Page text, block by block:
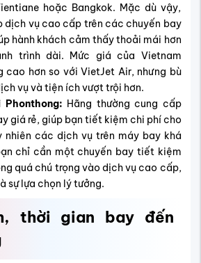
hoặc Bangkok. Mặc dù vậy,
dịch vụ cao cấp trên các chuyến bay
hành khách cảm thấy thoải mái hơn
trình dài. Mức giá của Vietnam
cao hơn so với VietJet Air, nhưng bù
vụ và tiện ích vượt trội hơn.
Hãng thường cung cấp
giá rẻ, giúp bạn tiết kiệm chi phí cho
nhiên các dịch vụ trên máy bay khá
chỉ cần một chuyến bay tiết kiệm
quá chú trọng vào dịch vụ cao cấp,
sự lựa chọn lý tưởng.
thời gian bay đến